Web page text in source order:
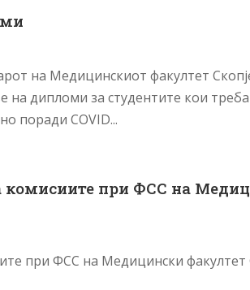
на Медицинскиот факултет
на дипломи за студентите кои
поради COVID...
комисиите при ФСС на
при ФСС на Медицински факултет